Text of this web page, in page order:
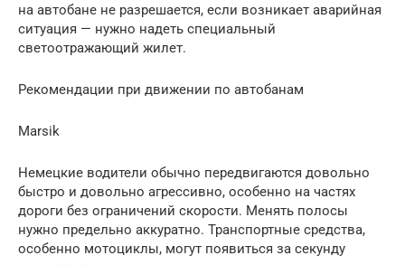
на автобане не разрешается, если возникает аварийная
ситуация — нужно надеть специальный
светоотражающий жилет.
Рекомендации при движении по автобанам
Marsik
Немецкие водители обычно передвигаются довольно
быстро и довольно агрессивно, особенно на частях
дороги без ограничений скорости. Менять полосы
нужно предельно аккуратно. Транспортные средства,
особенно мотоциклы, могут появиться за секунду